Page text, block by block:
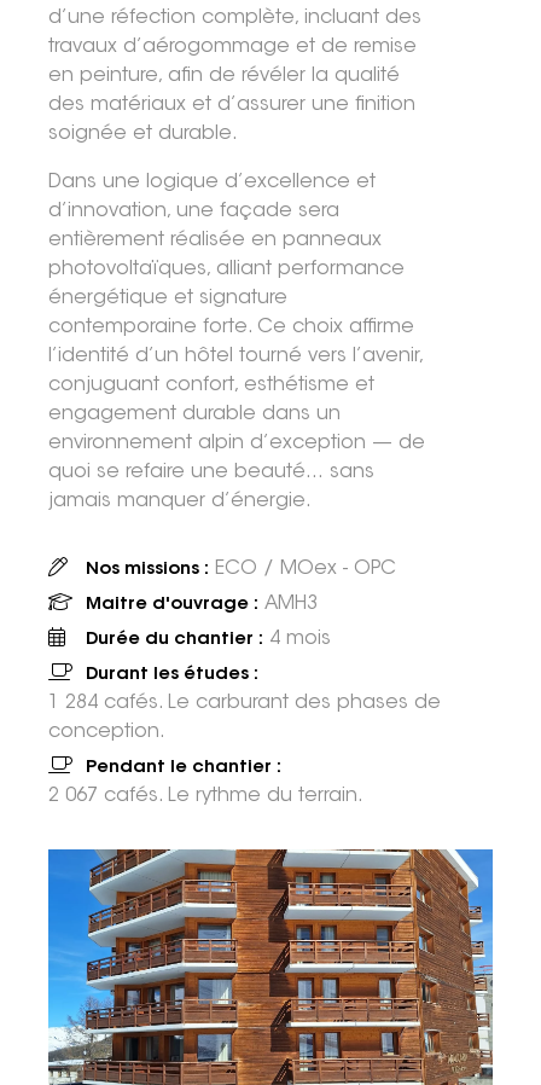
d’une réfection complète, incluant des
travaux d’aérogommage et de remise
en peinture, afin de révéler la qualité
des matériaux et d’assurer une finition
soignée et durable.
Dans une logique d’excellence et
d’innovation, une façade sera
entièrement réalisée en panneaux
photovoltaïques, alliant performance
énergétique et signature
contemporaine forte. Ce choix affirme
l’identité d’un hôtel tourné vers l’avenir,
conjuguant confort, esthétisme et
engagement durable dans un
environnement alpin d’exception — de
quoi se refaire une beauté… sans
jamais manquer d’énergie.
Nos missions : ECO / MOex - OPC
Maitre d'ouvrage : AMH3
Durée du chantier : 4 mois
Durant les études :
1 284 cafés. Le carburant des phases de
conception.
Pendant le chantier :
2 067 cafés. Le rythme du terrain.